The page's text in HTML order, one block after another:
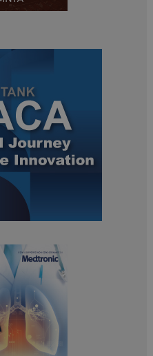
Microsoft Corporation
.www.dailyhealthindustry.it